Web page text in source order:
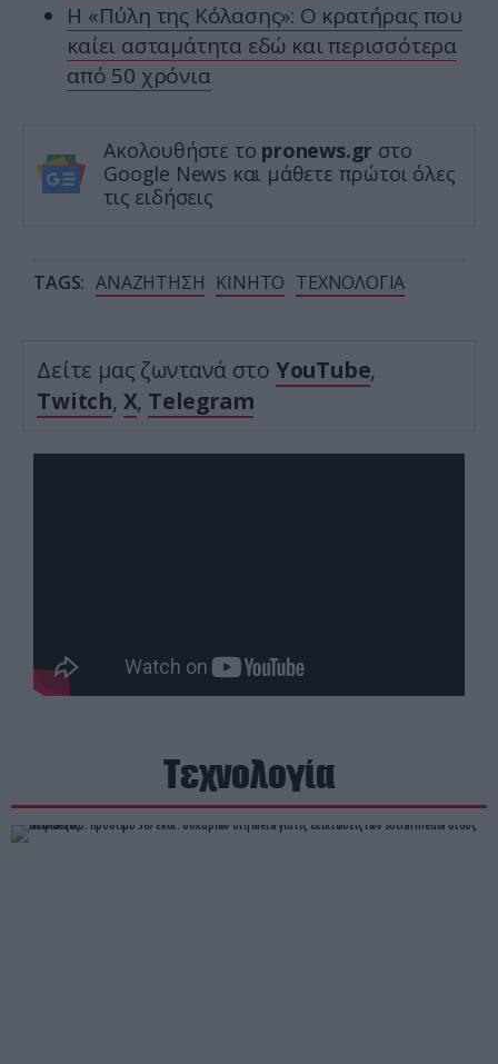
Η «Πύλη της Κόλασης»: Ο κρατήρας που
καίει ασταμάτητα εδώ και περισσότερα
από 50 χρόνια
Ακολουθήστε το pronews.gr στο
Google News και μάθετε πρώτοι όλες
τις ειδήσεις
TAGS: ΑΝΑΖΗΤΗΣΗ ΚΙΝΗΤΟ ΤΕΧΝΟΛΟΓΙΑ
Δείτε μας ζωντανά στο YouTube,
Twitch, X, Telegram
Τεχνολογία